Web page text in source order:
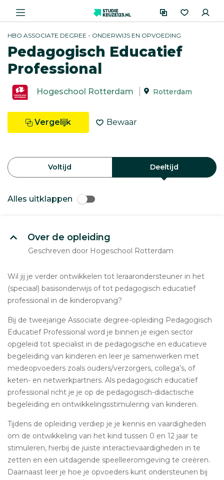
HBO ASSOCIATE DEGREE - ONDERWIJS EN OPVOEDING
Pedagogisch Educatief
Professional
Hogeschool Rotterdam Rotterdam
Vergelijk Bewaar
Voltijd Deeltijd
Alles uitklappen
Over de opleiding
Geschreven door Hogeschool Rotterdam
Wil jij je verder ontwikkelen tot leraarondersteuner in het
(speciaal) basisonderwijs of tot pedagogisch educatief
professional in de kinderopvang?
Bij de tweejarige Associate degree-opleiding Pedagogisch
Educatief Professional word je binnen je eigen sector
opgeleid tot specialist in de pedagogische en educatieve
begeleiding van kinderen en leer je samenwerken met
medeopvoeders zoals ouders/verzorgers, collega’s, of
keten- en netwerkpartners. Als pedagogisch educatief
professional richt je je op de pedagogisch-didactische
begeleiding en ontwikkelingsstimulering van kinderen.
Tijdens de opleiding verdiep je je kennis en vaardigheden
om de ontwikkeling van het kind tussen 0 en 12 jaar te
stimuleren, hierbij de juiste interactievaardigheden in te
zetten en een uitdagende speelleeromgeving te creëren.
Daarnaast leer je hoe je opvoeders kunt ondersteunen bij